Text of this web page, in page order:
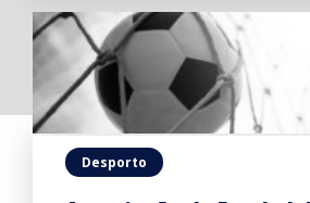
Desporto